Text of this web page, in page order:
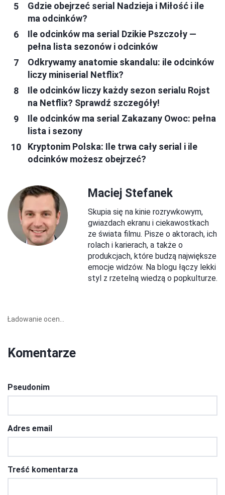
Gdzie obejrzeć serial Nadzieja i Miłość i ile
ma odcinków?
Ile odcinków ma serial Dzikie Pszczoły —
pełna lista sezonów i odcinków
Odkrywamy anatomie skandalu: ile odcinków
liczy miniserial Netflix?
Ile odcinków liczy każdy sezon serialu Rojst
na Netflix? Sprawdź szczegóły!
Ile odcinków ma serial Zakazany Owoc: pełna
lista i sezony
Kryptonim Polska: Ile trwa cały serial i ile
odcinków możesz obejrzeć?
Maciej Stefanek
Skupia się na kinie rozrywkowym,
gwiazdach ekranu i ciekawostkach
ze świata filmu. Pisze o aktorach, ich
rolach i karierach, a także o
produkcjach, które budzą największe
emocje widzów. Na blogu łączy lekki
styl z rzetelną wiedzą o popkulturze.
Ładowanie ocen...
Komentarze
Pseudonim
Adres email
Treść komentarza